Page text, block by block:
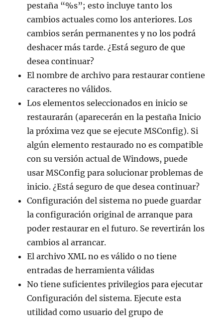
pestaña “%s”; esto incluye tanto los
cambios actuales como los anteriores. Los
cambios serán permanentes y no los podrá
deshacer más tarde. ¿Está seguro de que
desea continuar?
El nombre de archivo para restaurar contiene
caracteres no válidos.
Los elementos seleccionados en inicio se
restaurarán (aparecerán en la pestaña Inicio
la próxima vez que se ejecute MSConfig). Si
algún elemento restaurado no es compatible
con su versión actual de Windows, puede
usar MSConfig para solucionar problemas de
inicio. ¿Está seguro de que desea continuar?
Configuración del sistema no puede guardar
la configuración original de arranque para
poder restaurar en el futuro. Se revertirán los
cambios al arrancar.
El archivo XML no es válido o no tiene
entradas de herramienta válidas
No tiene suficientes privilegios para ejecutar
Configuración del sistema. Ejecute esta
utilidad como usuario del grupo de